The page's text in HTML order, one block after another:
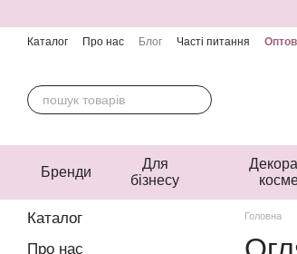
Каталог Про нас Блог Часті питання
Бренди
Для
бізнесу
Головна
Каталог
Про нас